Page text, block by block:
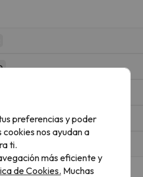
preferencias y poder
nos ayudan a
ti.
más eficiente y
de Cookies. Muchas